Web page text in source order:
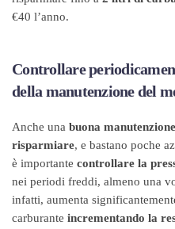
€40 l’anno.
Controllare
della manutenzione del
Anche una buona
risparmiare, e bastano poche
è importante controllare la
nei periodi freddi, almeno una
infatti, aumenta
carburante incrementando la